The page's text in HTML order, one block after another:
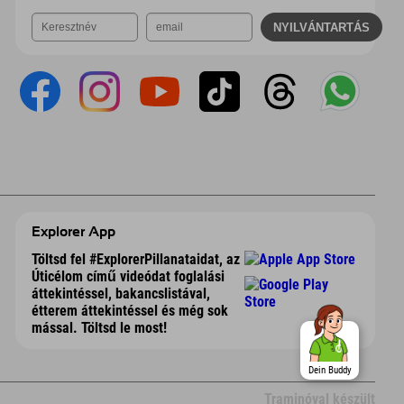
Explorer App
Töltsd fel #ExplorerPillanataidat, az
Úticélom című videódat foglalási
áttekintéssel, bakancslistával,
étterem áttekintéssel és még sok
mással. Töltsd le most!
Traminóval készült
Dein Buddy